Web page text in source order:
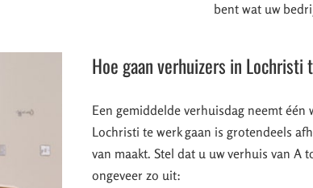
bent wat uw
Hoe gaan verhuizers in Lochristi
Een gemiddelde verhuisdag neemt
Lochristi te werk gaan is grotendeels
van maakt. Stel dat u uw verhuis van A
ongeveer zo uit: